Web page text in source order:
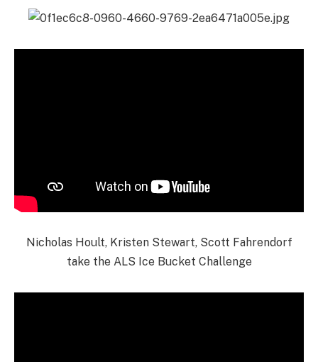
Nicholas Hoult, Kristen Stewart, Scott Fahrendorf
take the ALS Ice Bucket Challenge